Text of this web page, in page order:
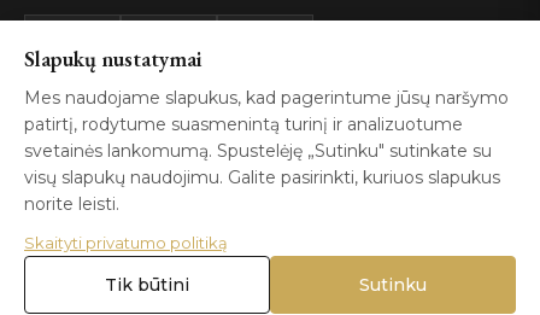
GIA
Certified
ISO 9001
© 2026 Blizga.lt. Visos teisės saugomos. |
Slapukų nustatymai
Mes naudojame slapukus, kad pagerintume jūsų naršymo
patirtį, rodytume suasmenintą turinį ir analizuotume
svetainės lankomumą. Spustelėję „Sutinku" sutinkate su
visų slapukų naudojimu. Galite pasirinkti, kuriuos slapukus
norite leisti.
Skaityti privatumo politiką
Tik būtini Sutinku